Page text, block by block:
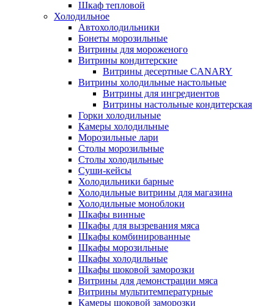
Шкаф тепловой
Холодильное
Автохолодильники
Бонеты морозильные
Витрины для мороженого
Витрины кондитерские
Витрины десертные CANARY
Витрины холодильные настольные
Витрины для ингредиентов
Витрины настольные кондитерская
Горки холодильные
Камеры холодильные
Морозильные лари
Столы морозильные
Столы холодильные
Суши-кейсы
Холодильники барные
Холодильные витрины для магазина
Холодильные моноблоки
Шкафы винные
Шкафы для вызревания мяса
Шкафы комбинированные
Шкафы морозильные
Шкафы холодильные
Шкафы шоковой заморозки
Витрины для демонстрации мяса
Витрины мультитемпературные
Камеры шоковой заморозки